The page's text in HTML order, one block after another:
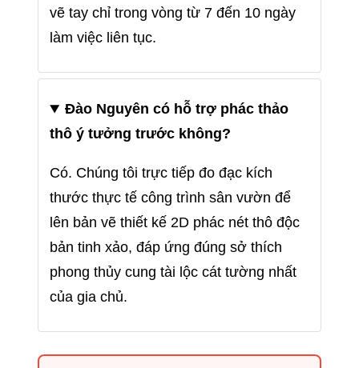
vẽ tay chỉ trong vòng từ 7 đến 10 ngày
làm việc liên tục.
Đào Nguyên có hỗ trợ phác thảo
thô ý tưởng trước không?
Có. Chúng tôi trực tiếp đo đạc kích
thước thực tế công trình sân vườn để
lên bản vẽ thiết kế 2D phác nét thô độc
bản tinh xảo, đáp ứng đúng sở thích
phong thủy cung tài lộc cát tường nhất
của gia chủ.